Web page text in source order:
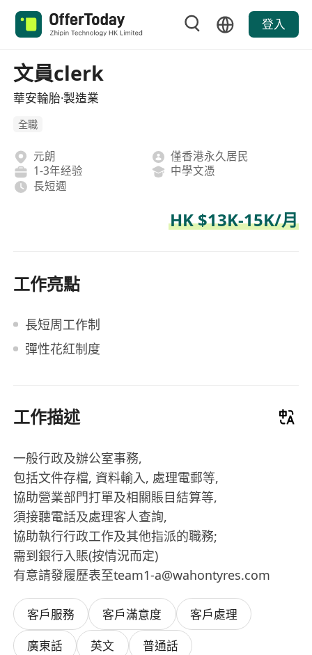
登入
文員clerk
華安輪胎·製造業
全職
元朗
僅香港永久居民
1-3年经验
中學文憑
長短週
HK $13K-15K/月
工作亮點
長短周工作制
彈性花紅制度
工作描述
一般行政及辦公室事務,
包括文件存檔, 資料輸入, 處理電郵等,
協助營業部門打單及相關賬目結算等,
須接聽電話及處理客人查詢,
協助執行行政工作及其他指派的職務;
需到銀行入賬(按情況而定)
有意請發履歷表至team1-a@wahontyres.com
客戶服務 客戶滿意度
客戶處理
廣東話
英文 普通話